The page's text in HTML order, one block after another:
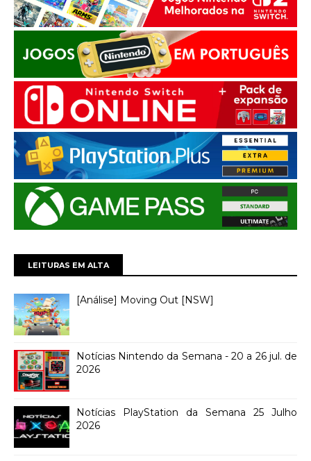
LEITURAS EM ALTA
[Análise] Moving Out [NSW]
Notícias Nintendo da Semana - 20 a 26 jul. de
2026
Notícias PlayStation da Semana 25 Julho
2026